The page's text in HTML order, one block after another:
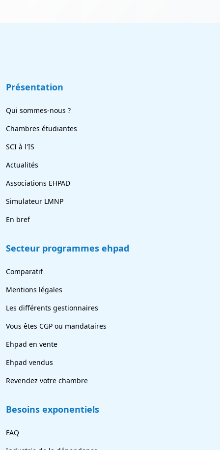
Présentation
Qui sommes-nous ?
Chambres étudiantes
SCI à l'IS
Actualités
Associations EHPAD
Simulateur LMNP
En bref
Secteur programmes ehpad
Comparatif
Mentions légales
Les différents gestionnaires
Vous êtes CGP ou mandataires
Ehpad en vente
Ehpad vendus
Revendez votre chambre
Besoins exponentiels
FAQ